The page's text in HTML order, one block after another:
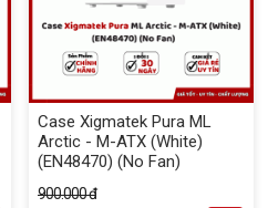
Case Xigmatek Pura ML
Arctic - M-ATX (White)
(EN48470) (No Fan)
900.000 đ